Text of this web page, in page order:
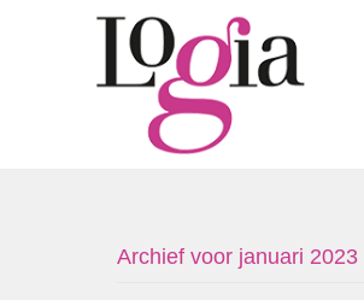
Archief voor januari 2023